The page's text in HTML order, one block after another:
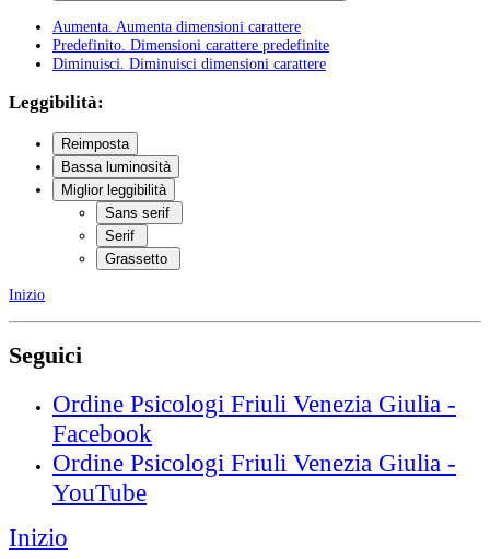
Aumenta . Aumenta dimensioni carattere
Predefinito . Dimensioni carattere predefinite
Diminuisci . Diminuisci dimensioni carattere
Leggibilità:
Reimposta
Bassa luminosità
Miglior leggibilità
Sans serif
Serif
Grassetto
Inizio
Seguici
Ordine Psicologi Friuli Venezia Giulia -
Facebook
Ordine Psicologi Friuli Venezia Giulia -
YouTube
Inizio